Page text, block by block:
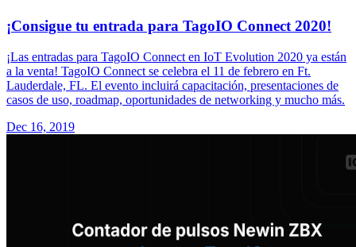
¡Consigue tu entrada para TagoIO Connect 2020!
¡Las entradas para TagoIO Connect en IoT Evolution 2020 ya están
a la venta! TagoIO Connect se celebra el 11 de febrero en Ft.
Lauderdale, FL. El evento incluirá capacitación, presentaciones de
casos de uso, roadmap, oportunidades de networking y mucho más.
Dec 16, 2019